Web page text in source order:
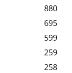
880
695
599
259
258